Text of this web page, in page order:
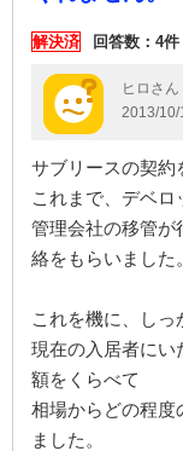
解決済 回答数：4件
ヒロさん
2013/10/
サブリースの契約
これまで、デベロ
管理会社の移管が
絡をもらいました。
これを機に、しっ
現在の入居者にい
額をくらべて
相場からどの程度
ました。